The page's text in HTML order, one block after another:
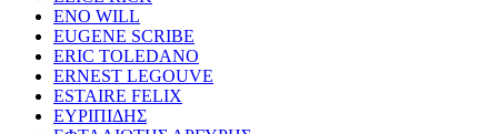
ENO WILL
EUGENE SCRIBE
ERIC TOLEDANO
ERNEST LEGOUVE
ESTAIRE FELIX
ΕΥΡΙΠΙΔΗΣ